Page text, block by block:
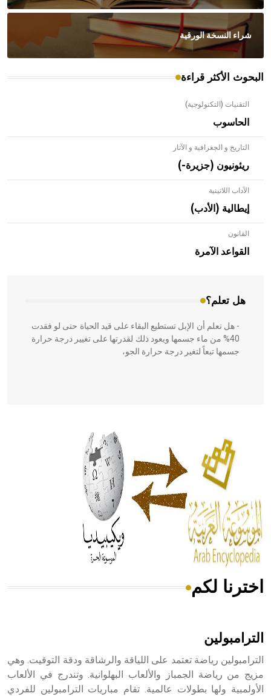
شراء النسخة الورقية
البحوث الأكثر قراءة
التقنيات (التكنولوجية)
الحاسوب
التاريخ و الجغرافية و الآثار
ريئونيون (جزيرة-)
الآداب اللاتينية
إيطالية (الأدب)
القانون
القواعد الآمرة
هل تعلم؟
- هل تعلم أن الأبلق نوع من الفنون الهندسية التي ارتبطت
بالعمارة الإسلامية في بلاد الشام ومصر خاصة، حيث يحرص
المعمار على بناء مداميكه وخاصة في الواجهات
- هل تعلم أن الإبل تستطيع البقاء على قيد الحياة حتى لو فقدت
40% من ماء جسمها ويعود ذلك لقدرتها على تغيير درجة حرارة
جسمها تبعاً لتغير درجة حرارة الجو،
الحكم، الأدلة، تنظيم التغذية، ورسالته في جروح الرأس. ويعود
له الفضل بأنه حرر الطب من الدين والفلسفة.
- هل تعلم أن المرجان إفراز حيواني يتكون في البحر ويتركب
من مادة كربونات الكلسيوم، وهو أحمر أو شديد الحمرة وهو
أجود أنواعه، ويمتاز بكبر الحجم ويسمى الش
هل تعلم أن الأبسيد كلمة فرنسية اللفظ تم اعتمادها مصطلحاً
- هل تعلم أن أبجر Abgar اسم معروف جيداً يعود إلى عدد من
اخترنا لكم
الترامبولين
الترامبولين رياضة تعتمد على اللياقة والرشاقة ودقة التوقيت. وهي
مزيج من رياضة الجمباز والألعاب البهلوانية. وتندرج في الألعاب
الأولمبية ولها بطولات عالمية. تقام مباريات الترامبولين للفردي